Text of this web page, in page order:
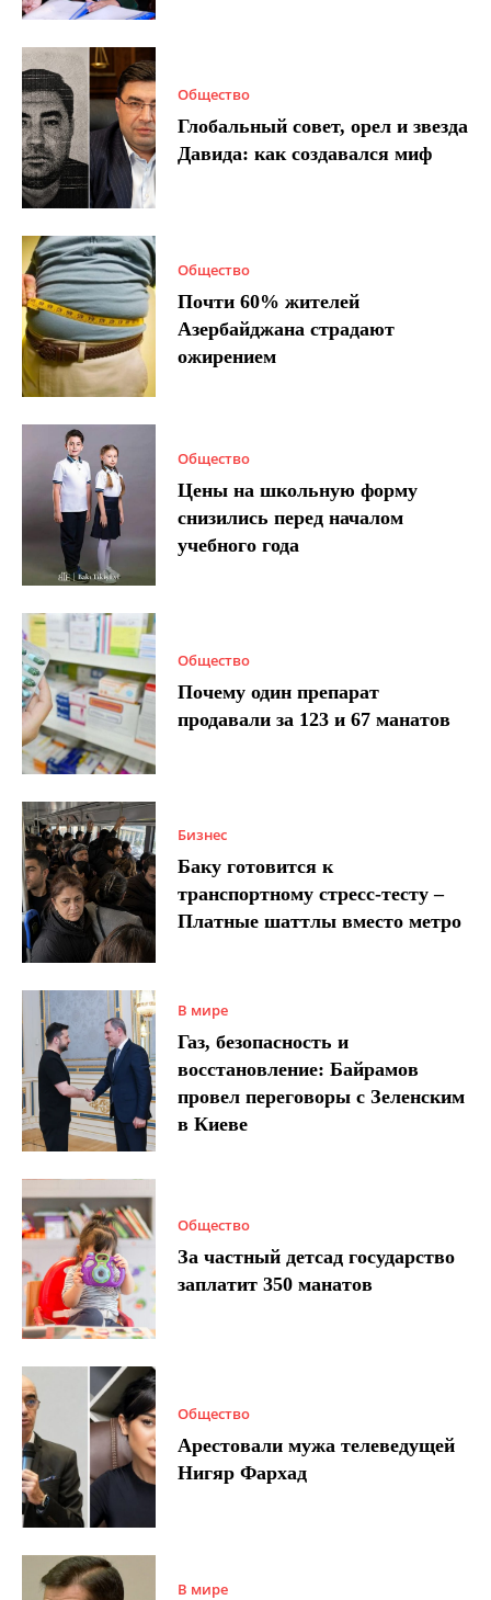
Общество
Глобальный совет, орел и звезда
Давида: как создавался миф
Общество
Почти 60% жителей
Азербайджана страдают
ожирением
Общество
Цены на школьную форму
снизились перед началом
учебного года
Общество
Почему один препарат
продавали за 123 и 67 манатов
Бизнес
Баку готовится к
транспортному стресс-тесту –
Платные шаттлы вместо метро
В мире
Газ, безопасность и
восстановление: Байрамов
провел переговоры с Зеленским
в Киеве
Общество
За частный детсад государство
заплатит 350 манатов
Общество
Арестовали мужа телеведущей
Нигяр Фархад
В мире